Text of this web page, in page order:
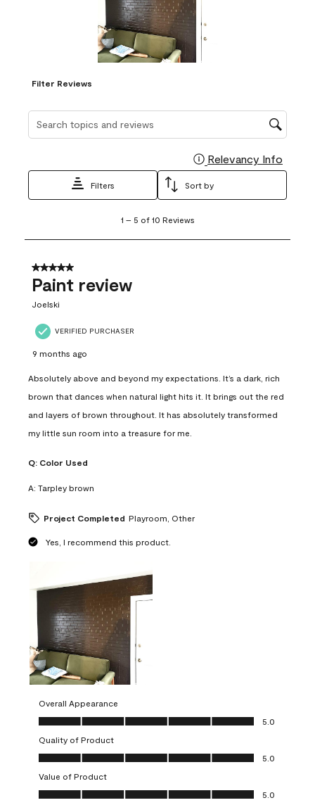
Filter Reviews
Relevancy Info
Filters Sort by
5
10
Reviews
1 – 5 of 10 Reviews
5 out of 5 stars.
Paint review
Joelski
VERIFIED PURCHASER
9 months ago
Absolutely above and beyond my expectations. It’s a dark, rich
brown that dances when natural light hits it. It brings out the red
and layers of brown throughout. It has absolutely transformed
my little sun room into a treasure for me.
Q: Color Used
A: Tarpley brown
Project Completed Playroom, Other
Yes, I recommend this product.
Overall Appearance
Overall Appearance, 5.0 out of 5
5.0
Quality of Product
Quality of Product, 5.0 out of 5
5.0
Value of Product
Value of Product, 5.0 out of 5
5.0